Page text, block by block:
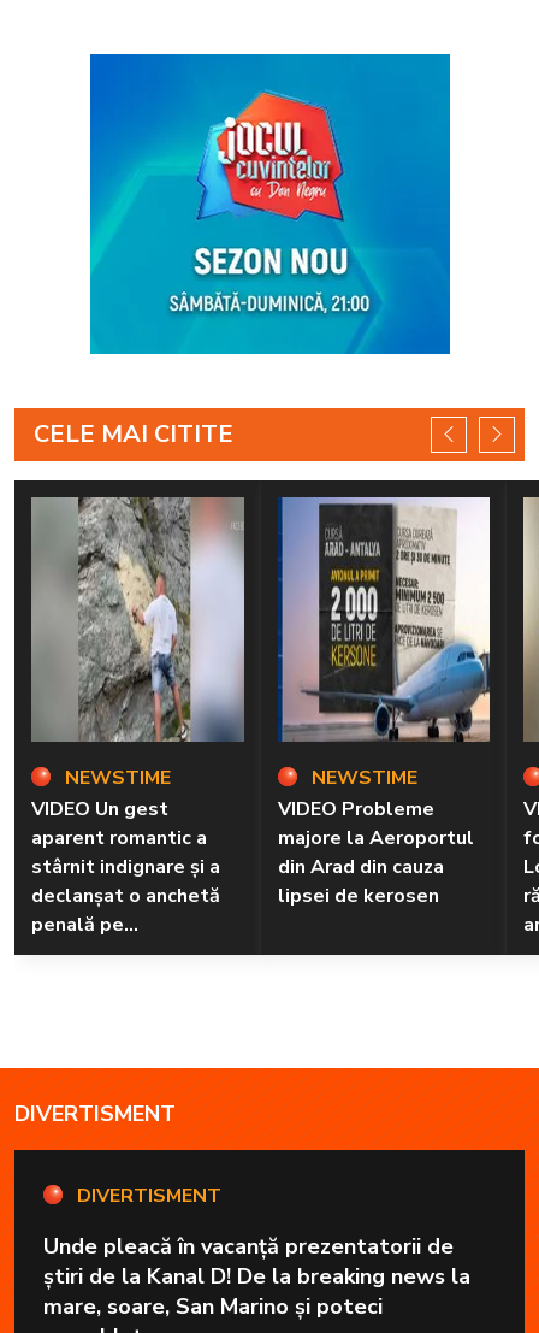
CELE MAI CITITE
NEWSTIME
VIDEO Un gest
aparent romantic a
stârnit indignare și a
declanșat o anchetă
penală pe
Transfăgărășan
NEWSTIME
VIDEO Probleme
majore la Aeroportul
din Arad din cauza
lipsei de kerosen
DIVERTISMENT
DIVERTISMENT
Unde pleacă în vacanță prezentatorii de
știri de la Kanal D! De la breaking news la
mare, soare, San Marino și poteci